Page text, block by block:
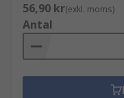
56,90 kr(exkl. moms)
Antal